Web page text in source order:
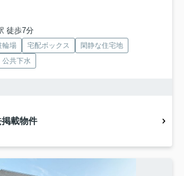
徒歩7分
輪場 宅配ボックス
閑静な住宅地
公共下水
載物件